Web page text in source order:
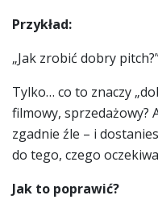
Przykład:
„Jak zrobić dobry
Tylko… co to znaczy
filmowy, sprzedażowy?
zgadnie źle – i
do tego, czego
Jak to poprawić?